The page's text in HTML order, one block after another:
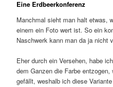
Eine Erdbeerkonferenz
Manchmal sieht man halt etwas,
einem ein Foto wert ist. So ein
Naschwerk kann man da ja nicht
Eher durch ein Versehen, habe
dem Ganzen die Farbe
gefällt, weshalb ich diese